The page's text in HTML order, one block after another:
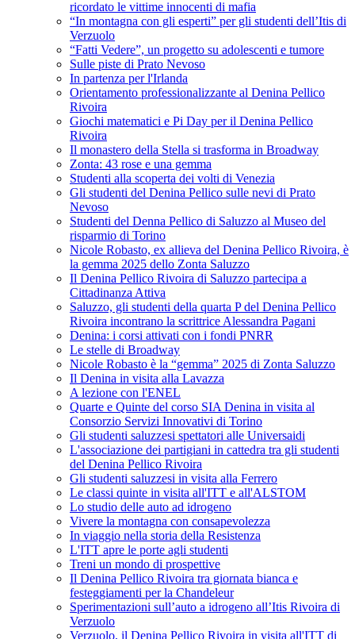
ricordato le vittime innocenti di mafia
“In montagna con gli esperti” per gli studenti dell’Itis di
Verzuolo
“Fatti Vedere”, un progetto su adolescenti e tumore
Sulle piste di Prato Nevoso
In partenza per l'Irlanda
Orientamento professionalizzante al Denina Pellico
Rivoira
Giochi matematici e Pi Day per il Denina Pellico
Rivoira
Il monastero della Stella si trasforma in Broadway
Zonta: 43 rose e una gemma
Studenti alla scoperta dei volti di Venezia
Gli studenti del Denina Pellico sulle nevi di Prato
Nevoso
Studenti del Denna Pellico di Saluzzo al Museo del
risparmio di Torino
Nicole Robasto, ex allieva del Denina Pellico Rivoira, è
la gemma 2025 dello Zonta Saluzzo
Il Denina Pellico Rivoira di Saluzzo partecipa a
Cittadinanza Attiva
Saluzzo, gli studenti della quarta P del Denina Pellico
Rivoira incontrano la scrittrice Alessandra Pagani
Denina: i corsi attivati con i fondi PNRR
Le stelle di Broadway
Nicole Robasto è la “gemma” 2025 di Zonta Saluzzo
Il Denina in visita alla Lavazza
A lezione con l'ENEL
Quarte e Quinte del corso SIA Denina in visita al
Consorzio Servizi Innovativi di Torino
Gli studenti saluzzesi spettatori alle Universaidi
L'associazione dei partigiani in cattedra tra gli studenti
del Denina Pellico Rivoira
Gli studenti saluzzesi in visita alla Ferrero
Le classi quinte in visita all'ITT e all'ALSTOM
Lo studio delle auto ad idrogeno
Vivere la montagna con consapevolezza
In viaggio nella storia della Resistenza
L'ITT apre le porte agli studenti
Treni un mondo di prospettive
Il Denina Pellico Rivoira tra giornata bianca e
festeggiamenti per la Chandeleur
Sperimentazioni sull’auto a idrogeno all’Itis Rivoira di
Verzuolo
Verzuolo, il Denina Pellico Rivoira in visita all'ITT di